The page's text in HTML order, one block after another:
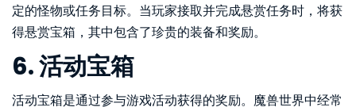
定的怪物或任务目标。当玩家接取并完成悬赏任务时，将获
得悬赏宝箱，其中包含了珍贵的装备和奖励。
6. 活动宝箱
活动宝箱是通过参与游戏活动获得的奖励。魔兽世界中经常